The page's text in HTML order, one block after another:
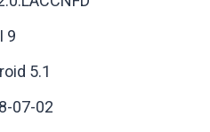
9
5.1
07-02